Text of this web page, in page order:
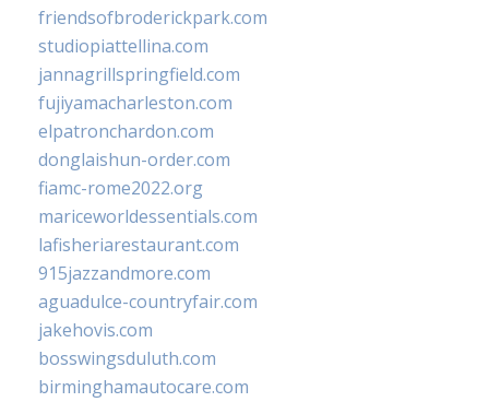
friendsofbroderickpark.com
studiopiattellina.com
jannagrillspringfield.com
fujiyamacharleston.com
elpatronchardon.com
donglaishun-order.com
fiamc-rome2022.org
mariceworldessentials.com
lafisheriarestaurant.com
915jazzandmore.com
aguadulce-countryfair.com
jakehovis.com
bosswingsduluth.com
birminghamautocare.com